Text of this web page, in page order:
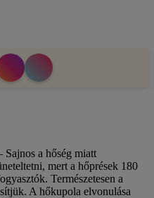
Sajnos a hőség miatt
mert a hőprések 180
Természetesen a
A hőkupola elvonulása